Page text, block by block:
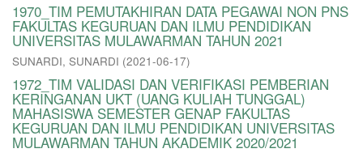
1970_TIM PEMUTAKHIRAN DATA PEGAWAI NON PNS
FAKULTAS KEGURUAN DAN ILMU PENDIDIKAN
UNIVERSITAS MULAWARMAN TAHUN 2021
SUNARDI, SUNARDI (2021-06-17)
1972_TIM VALIDASI DAN VERIFIKASI PEMBERIAN
KERINGANAN UKT (UANG KULIAH TUNGGAL)
MAHASISWA SEMESTER GENAP FAKULTAS
KEGURUAN DAN ILMU PENDIDIKAN UNIVERSITAS
MULAWARMAN TAHUN AKADEMIK 2020/2021